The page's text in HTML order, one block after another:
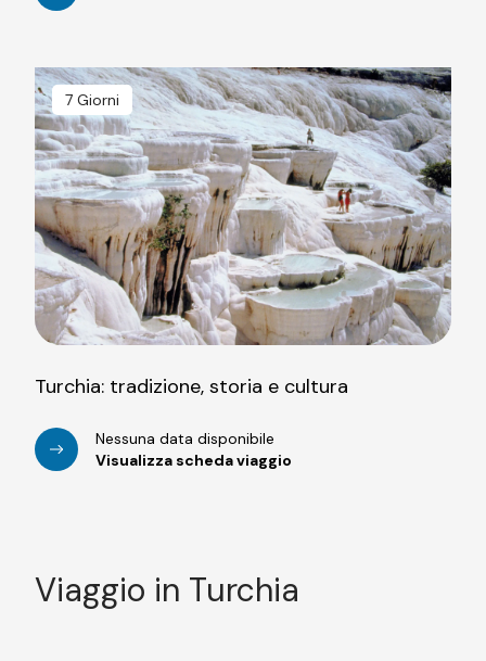
7 Giorni
Turchia: tradizione, storia e cultura
Nessuna data disponibile
Visualizza scheda viaggio
Viaggio in Turchia